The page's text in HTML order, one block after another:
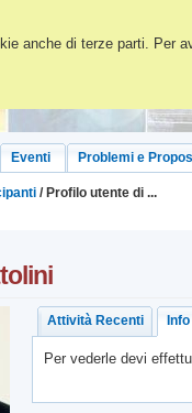
anche di terze parti. Per
Eventi Problemi e
/ Profilo utente di ...
Attività Recenti Info
Per vederle devi